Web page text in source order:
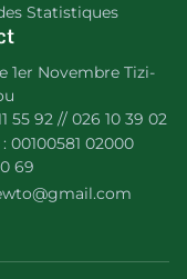
Statistiques
1er Novembre Tizi-
55 92 // 026 10 39 02
00100581 02000
69